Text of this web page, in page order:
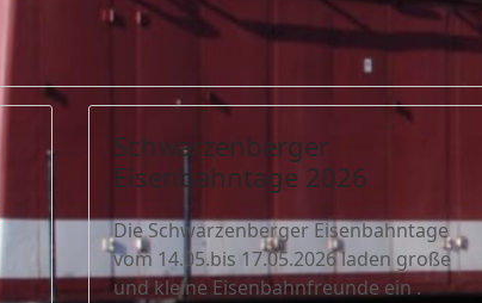
Schwarzenberger
Eisenbahntage 2026
Die Schwarzenberger Eisenbahntage
vom 14.05.bis 17.05.2026 laden große
und kleine Eisenbahnfreunde ein .